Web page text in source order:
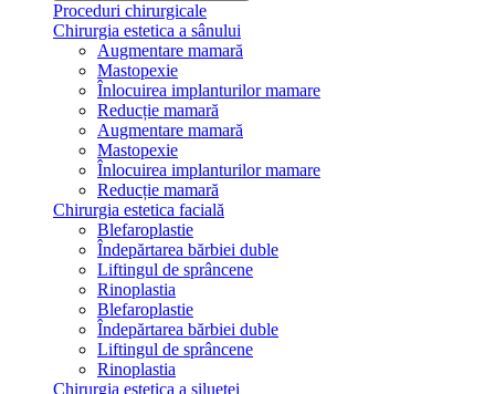
Proceduri chirurgicale
Chirurgia estetica a sânului
Augmentare mamară
Mastopexie
Înlocuirea implanturilor mamare
Reducție mamară
Augmentare mamară
Mastopexie
Înlocuirea implanturilor mamare
Reducție mamară
Chirurgia estetica facială
Blefaroplastie
Îndepărtarea bărbiei duble
Liftingul de sprâncene
Rinoplastia
Blefaroplastie
Îndepărtarea bărbiei duble
Liftingul de sprâncene
Rinoplastia
Chirurgia estetica a siluetei